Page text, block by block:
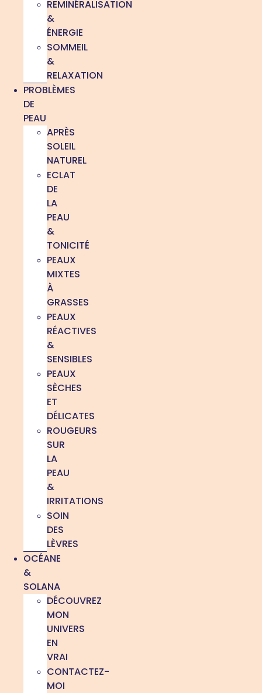
REMINÉRALISATION
&
ÉNERGIE
SOMMEIL
&
RELAXATION
PROBLÈMES
DE
PEAU
APRÈS
SOLEIL
NATUREL
ECLAT
DE
LA
PEAU
&
TONICITÉ
PEAUX
MIXTES
À
GRASSES
PEAUX
RÉACTIVES
&
SENSIBLES
PEAUX
SÈCHES
ET
DÉLICATES
ROUGEURS
SUR
LA
PEAU
&
IRRITATIONS
SOIN
DES
LÈVRES
OCÉANE
&
SOLANA
DÉCOUVREZ
MON
UNIVERS
EN
VRAI
CONTACTEZ-
MOI